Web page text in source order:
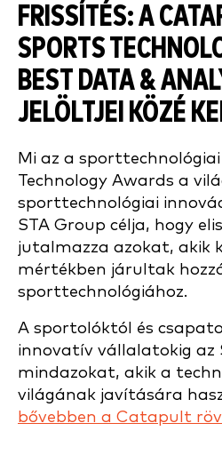
FRISSÍTÉS: A
SPORTS
BEST DATA &
JELÖLTJEI KÖZÉ
Mi az a
Technology Awards a
sporttechnológiai
STA Group célja, hogy
jutalmazza azokat, akik
mértékben járultak
sporttechnológiához.
A sportolóktól és
innovatív vállalatokig az
mindazokat, akik a
világának javítására
bővebben a Catapult